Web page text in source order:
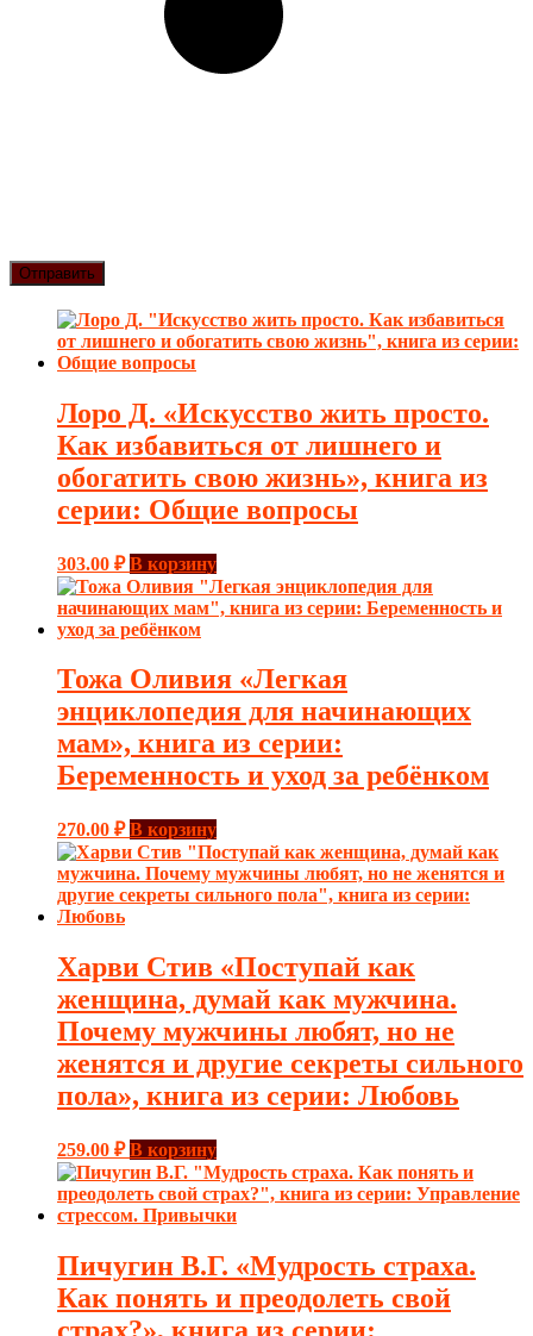
Лоро Д. «Искусство жить просто.
Как избавиться от лишнего и
обогатить свою жизнь», книга из
серии: Общие вопросы
303.00 ₽ В корзину
Тожа Оливия «Легкая
энциклопедия для начинающих
мам», книга из серии:
Беременность и уход за ребёнком
270.00 ₽ В корзину
Харви Стив «Поступай как
женщина, думай как мужчина.
Почему мужчины любят, но не
женятся и другие секреты сильного
пола», книга из серии: Любовь
259.00 ₽ В корзину
Пичугин В.Г. «Мудрость страха.
Как понять и преодолеть свой